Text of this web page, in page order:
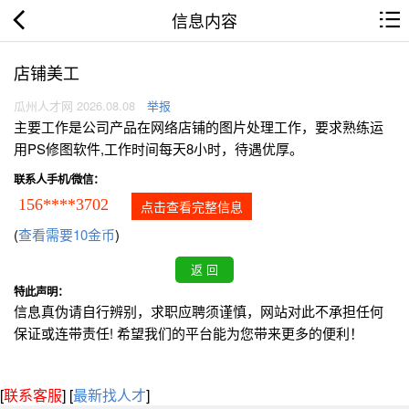
信息内容
店铺美工
瓜州人才网 2026.08.08 举报
主要工作是公司产品在网络店铺的图片处理工作，要求熟练运
用PS修图软件,工作时间每天8小时，待遇优厚。
联系人手机/微信：
156****3702 点击查看完整信息
(查看需要10金币)
特此声明：
信息真伪请自行辨别，求职应聘须谨慎，网站对此不承担任何
保证或连带责任! 希望我们的平台能为您带来更多的便利！
[联系客服] [最新找人才]